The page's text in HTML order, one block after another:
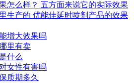
怎么样？ 五方面来说它的实际效果
生产的 优能佳延时喷剂产品的效果
增大效果吗
里有卖
什么
女性有害吗
质期多久